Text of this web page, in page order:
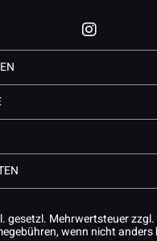
gesetzl. Mehrwertsteuer zzgl.
wenn nicht anders